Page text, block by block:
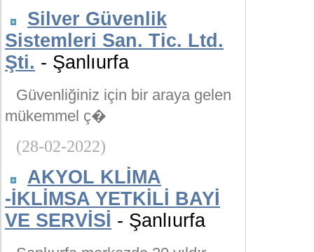
Silver Güvenlik
Sistemleri San. Tic. Ltd.
Şti. - Şanlıurfa
Güvenliğiniz için bir araya gelen
mükemmel ç�
(28-02-2022)
AKYOL KLİMA
-İKLİMSA YETKİLİ BAYİ
VE SERVİSİ - Şanlıurfa